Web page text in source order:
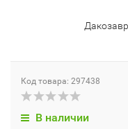
Код товара: 297438
В наличии